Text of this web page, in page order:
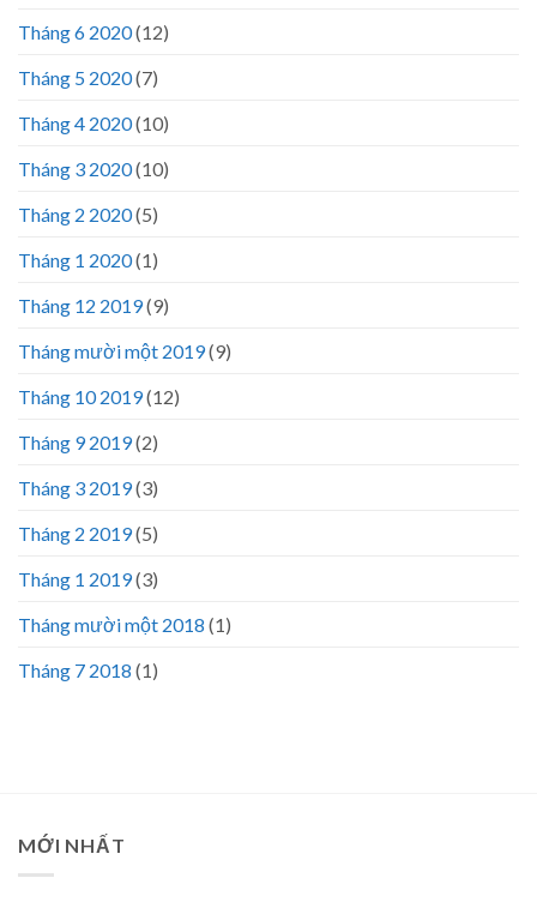
Tháng 6 2020(12)
Tháng 5 2020(7)
Tháng 4 2020(10)
Tháng 3 2020(10)
Tháng 2 2020(5)
Tháng 1 2020(1)
Tháng 12 2019(9)
Tháng mười một 2019(9)
Tháng 10 2019(12)
Tháng 9 2019(2)
Tháng 3 2019(3)
Tháng 2 2019(5)
Tháng 1 2019(3)
Tháng mười một 2018 (1)
Tháng 7 2018 (1)
MỚI NHẤT